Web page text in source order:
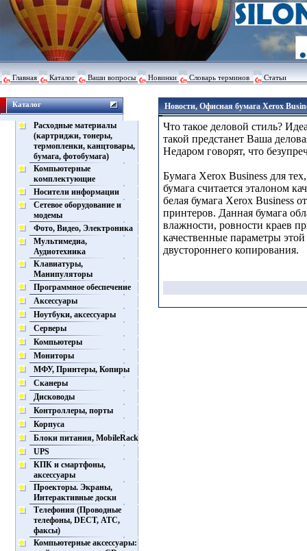
Главная Каталог Ваши вопросы Новинки Словарь терминов Статьи
Каталог
Расходные материалы
(картриджи, тонеры,
термопленки, канцтовары,
бумага, фотобумага)
Компьютерные
комплектующие
Носители информации
Сетевое оборудование и
модемы
Фото, Видео, Электроника
Мультимедиа,
Аудиотехника
Клавиатуры,
Манипуляторы
Программное обеспечение
Аксессуары
Ноутбуки, аксессуары
Серверы
Компьютеры
Мониторы
МФУ, Принтеры, Копиры
Сканеры
Дисководы
Контроллеры, порты
Корпуса
Блоки питания, MobileRack
UPS
КПК и смартфоны,
аксессуары
Проекторы. Экраны,
Интерактивные доски
Телефония (Проводные
телефоны, DECT, АТС,
факсы)
Компьютерные аксессуары:
Новости, Офисная бумага Xerox
Что такое деловой стиль?
такой предстанет Ваша
Недаром говорят, что
Бумага Xerox Business для
бумага считается эталоном
белая бумага Xerox Business
принтеров. Данная бумага
влажности, ровности краев
качественные параметры
двустороннего копирования.